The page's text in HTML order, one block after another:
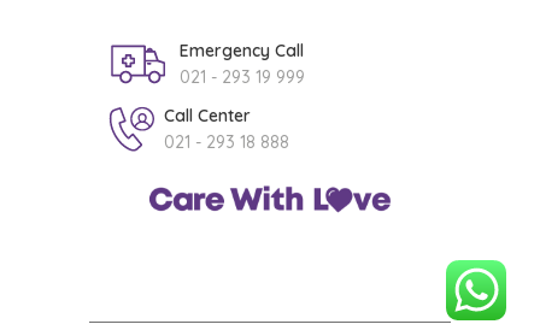
Emergency Call
021 - 293 19 999
Call Center
021 - 293 18 888